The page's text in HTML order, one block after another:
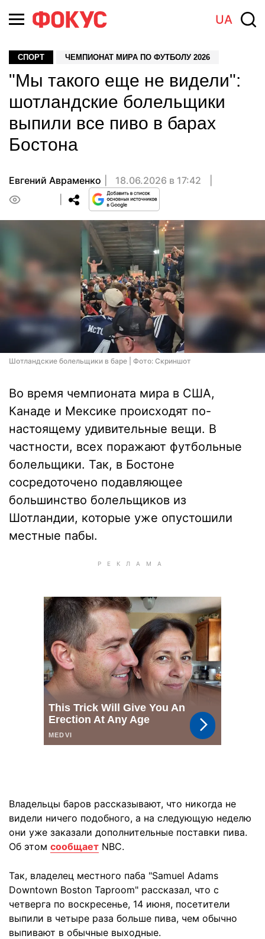
UA
СПОРТ ЧЕМПИОНАТ МИРА ПО ФУТБОЛУ 2026
"Мы такого еще не видели":
шотландские болельщики
выпили все пиво в барах
Бостона
Евгений Авраменко
18.06.2026 в 17:42
Шотландские болельщики в баре | Фото: Скриншот
Во время чемпионата мира в США,
Канаде и Мексике происходят по-
настоящему удивительные вещи. В
частности, всех поражают футбольные
болельщики. Так, в Бостоне
сосредоточено подавляющее
большинство болельщиков из
Шотландии, которые уже опустошили
местные пабы.
Владельцы баров рассказывают, что никогда не
видели ничего подобного, а на следующую неделю
они уже заказали дополнительные поставки пива.
Об этом сообщает NBC.
Так, владелец местного паба "Samuel Adams
Downtown Boston Taproom" рассказал, что с
четверга по воскресенье, 14 июня, посетители
выпили в четыре раза больше пива, чем обычно
выпивают в обычные выходные.